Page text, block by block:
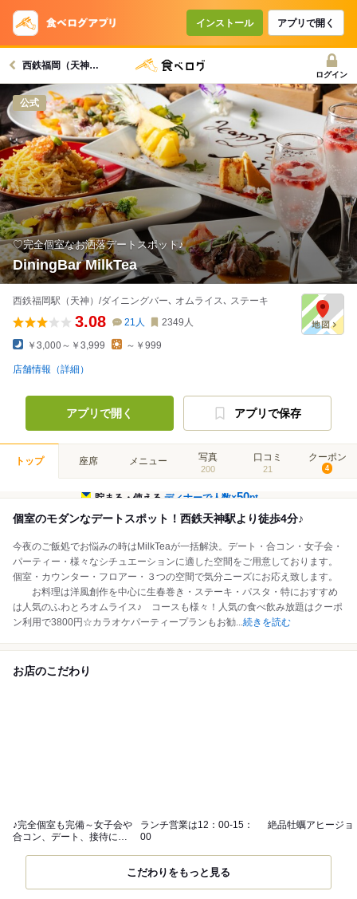
インストール アプリで開く
西鉄福岡（天神）駅グルメへ
ログイン
公式
♡完全個室なお洒落デートスポット♪
DiningBar MilkTea
西鉄福岡駅（天神）/ダイニングバー､ オムライス､ ステーキ
3.08 21 人 2349 人
￥3,000～￥3,999 ～￥999
店舗情報（詳細）
アプリで開く アプリで保存
トップ 座席 メニュー 写真
200
口コミ
21
クーポン
4
貯まる・使えるディナーで人数×50pt
個室のモダンなデートスポット！西鉄天神駅より徒歩4分♪
今夜のご飯処でお悩みの時はMilkTeaが一括解決。デート・合コン・女子会・
パーティー・様々なシチュエーションに適した空間をご用意しております。
個室・カウンター・フロアー・３つの空間で気分ニーズにお応え致します。
お料理は洋風創作を中心に生春巻き・ステーキ・パスタ・特におすすめ
は人気のふわとろオムライス♪ コースも様々！人気の食べ飲み放題はクーポ
ン利用で3800円☆カラオケパーティープランもお勧...続きを読む
お店のこだわり
♪完全個室も完備～女子会や
合コン、デート、接待に最
ランチ営業は12：00-15：
00
絶品牡蠣アヒージョ
こだわりをもっと見る
コースで使えるクーポン
戻る
クーポンを利用せず予約する